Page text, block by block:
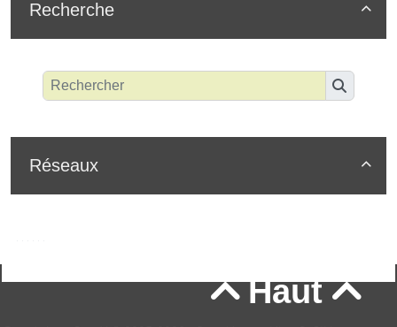

Recherche

Réseaux
Haut